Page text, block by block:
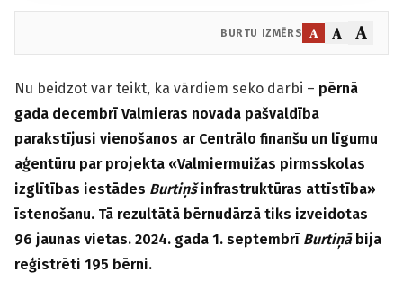
BURTU IZMĒRS A A A
Nu beidzot var teikt, ka vārdiem seko darbi – pērnā
gada decembrī Valmieras novada pašvaldība
parakstījusi vienošanos ar Centrālo finanšu un līgumu
aģentūru par projekta «Valmiermuižas pirmsskolas
izglītības iestādes Burtiņšinfrastruktūras attīstība»
īstenošanu. Tā rezultātā bērnudārzā tiks izveidotas
96 jaunas vietas. 2024. gada 1. septembrī Burtiņābija
reģistrēti 195 bērni.